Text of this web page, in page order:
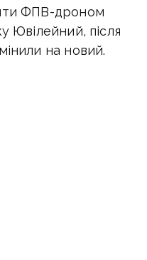
ФПВ-дроном
Ювілейний, після
на новий.